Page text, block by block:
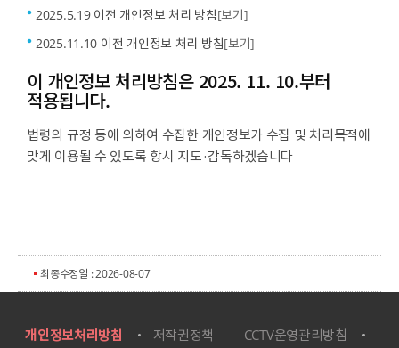
2025.5.19 이전 개인정보 처리 방침[보기]
2025.11.10 이전 개인정보 처리 방침[보기]
이 개인정보 처리방침은 2025. 11. 10.부터
적용됩니다.
법령의 규정 등에 의하여 수집한 개인정보가 수집 및 처리목적에
맞게 이용될 수 있도록 항시 지도·감독하겠습니다
최종수정일 : 2026-08-07
개인정보처리방침 저작권정책 CCTV운영관리방침